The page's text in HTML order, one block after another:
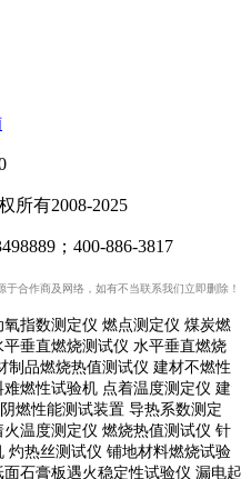
所有2008-2025
；400-886-3817
于合作商及网络，如有不当联系我们立即删除！
指数测定仪 燃点测定仪 煤炭燃
垂直燃烧测试仪 水平垂直燃烧
制品燃烧热值测试仪 建材不燃性
燃性试验机 点着温度测定仪 建
燃性能测试装置 导热系数测定
温度测定仪 燃烧热值测试仪 针
灼热丝测试仪 铺地材料燃烧试验
面石膏板遇火稳定性试验仪 漏电起